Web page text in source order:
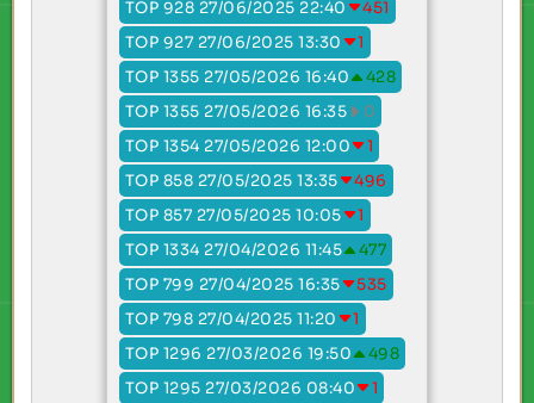
TOP 928 27/06/2025 22:40
451
TOP 927 27/06/2025 13:30
1
TOP 1355 27/05/2026 16:40
428
TOP 1355 27/05/2026 16:35
0
TOP 1354 27/05/2026 12:00
1
TOP 858 27/05/2025 13:35
496
TOP 857 27/05/2025 10:05
1
TOP 1334 27/04/2026 11:45
477
TOP 799 27/04/2025 16:35
535
TOP 798 27/04/2025 11:20
1
TOP 1296 27/03/2026 19:50
498
TOP 1295 27/03/2026 08:40
1